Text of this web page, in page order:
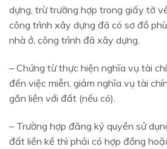
dựng, trừ trường hợp trong giấy tờ
công trình xây dựng đã có sơ đồ
nhà ở, công trình đã xây dựng.
– Chứng từ thực hiện nghĩa vụ tài
đến việc miễn, giảm nghĩa vụ tài
gắn liền với đất (nếu có).
– Trường hợp đăng ký quyền sử
đất liền kề thì phải có hợp đồng